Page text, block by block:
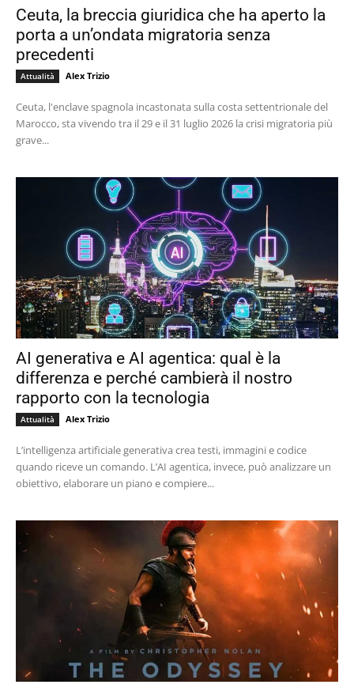
Ceuta, la breccia giuridica che ha aperto la
porta a un’ondata migratoria senza
precedenti
Attualità Alex Trizio
Ceuta, l'enclave spagnola incastonata sulla costa settentrionale del
Marocco, sta vivendo tra il 29 e il 31 luglio 2026 la crisi migratoria più
grave...
AI generativa e AI agentica: qual è la
differenza e perché cambierà il nostro
rapporto con la tecnologia
Attualità Alex Trizio
L’intelligenza artificiale generativa crea testi, immagini e codice
quando riceve un comando. L’AI agentica, invece, può analizzare un
obiettivo, elaborare un piano e compiere...